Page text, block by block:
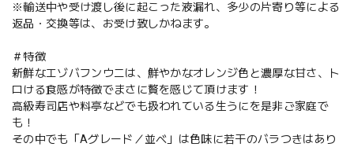
※輸送中や受け渡し後に起こった液漏れ、多少の片寄り等による
返品・交換等は、お受け致しかねます。
＃特徴
新鮮なエゾバフンウニは、鮮やかなオレンジ色と濃厚な甘さ、ト
ロける食感が特徴でまさに贅を感じて頂けます！
高級寿司店や料亭などでも扱われている生うにを是非ご家庭で
も！
その中でも「Aグレード／並べ」は色味に若干のバラつきはあり